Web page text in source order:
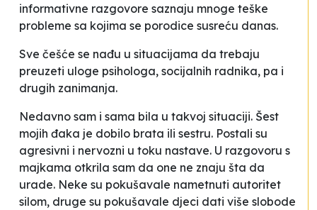
informativne razgovore saznaju mnoge teške
probleme sa kojima se porodice susreću danas.
Sve češće se nađu u situacijama da trebaju
preuzeti uloge psihologa, socijalnih radnika, pa i
drugih zanimanja.
Nedavno sam i sama bila u takvoj situaciji. Šest
mojih đaka je dobilo brata ili sestru. Postali su
agresivni i nervozni u toku nastave. U razgovoru s
majkama otkrila sam da one ne znaju šta da
urade. Neke su pokušavale nametnuti autoritet
silom, druge su pokušavale djeci dati više slobode